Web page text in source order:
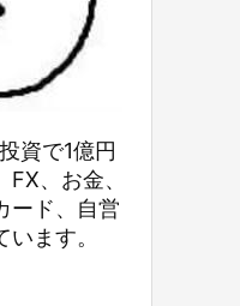
資で1億円
、お金、
ード、自営
ます。